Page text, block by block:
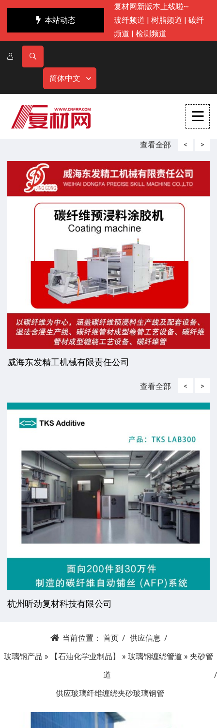
本站动态
复材网新版本上线啦~
玻纤频道 | 树脂频道 | 碳纤
频道 | 检测频道
简体中文
查看全部 <
江苏和宇新材料有限公司
>
查看全部 <
州昕劲复材科技有限公司
>
当前位置： 首页
供应信息
玻璃钢产品 » 【石油化学业制品】 » 玻璃钢缠绕管道 » 夹砂管
道
供应玻璃纤维缠绕夹砂玻璃钢管